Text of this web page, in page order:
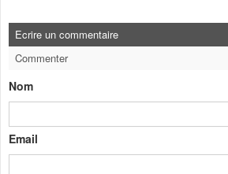
Ecrire un commentaire
Commenter
Nom
Email